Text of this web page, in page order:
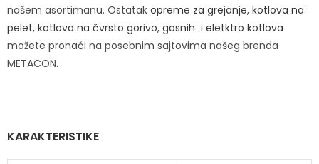
našem asortimanu. Ostatak opreme za grejanje, kotlova na
pelet, kotlova na čvrsto gorivo, gasnih i eletktro kotlova
možete pronaći na posebnim sajtovima našeg brenda
METACON.
KARAKTERISTIKE